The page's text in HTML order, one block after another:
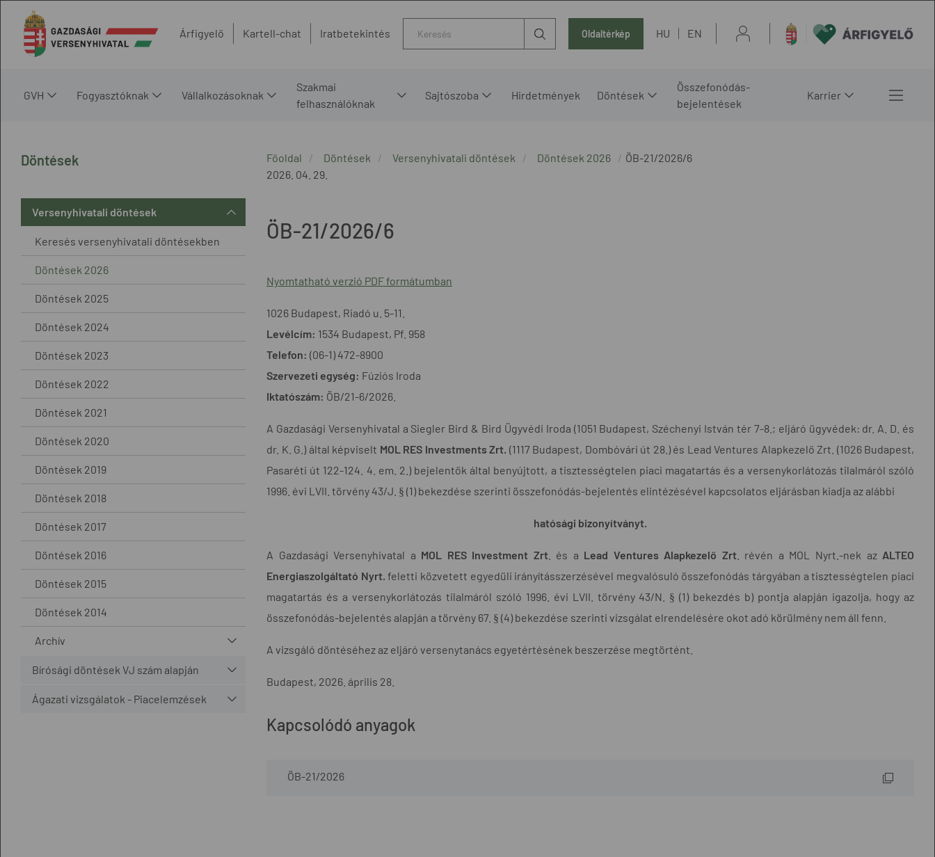
Árfigyelő Kartell-chat Iratbetekintés Oldaltérkép HU EN
GVH Fogyasztóknak Vállalkozásoknak
Szakmai
felhasználóknak
Sajtószoba Hirdetmények Döntések
Összefonódás-
bejelentések
Karrier
Döntések
Versenyhivatali döntések
Keresés versenyhivatali döntésekben
Döntések 2026
Döntések 2025
Döntések 2024
Döntések 2023
Döntések 2022
Döntések 2021
Döntések 2020
Döntések 2019
Döntések 2018
Döntések 2017
Döntések 2016
Döntések 2015
Döntések 2014
Archív
Bírósági döntések VJ szám alapján
Ágazati vizsgálatok - Piacelemzések
Főoldal Döntések Versenyhivatali döntések Döntések 2026
ÖB-21/2026/6
2026. 04. 29.
ÖB-21/2026/6
Nyomtatható verzió PDF formátumban
1026 Budapest, Riadó u. 5-11.
Levélcím: 1534 Budapest, Pf. 958
Telefon: (06-1) 472-8900
Szervezeti egység: Fúziós Iroda
Iktatószám: ÖB/21-6/2026.
A Gazdasági Versenyhivatal a Siegler Bird & Bird Ügyvédi Iroda (1051 Budapest, Széchenyi István tér 7-8.; eljáró ügyvédek: dr. A. D. és
dr. K. G.) által képviselt MOL RES Investments Zrt. (1117 Budapest, Dombóvári út 28.) és Lead Ventures Alapkezelő Zrt. (1026 Budapest,
Pasaréti út 122-124. 4. em. 2.) bejelentők által benyújtott, a tisztességtelen piaci magatartás és a versenykorlátozás tilalmáról szóló
1996. évi LVII. törvény 43/J. § (1) bekezdése szerinti összefonódás-bejelentés elintézésével kapcsolatos eljárásban kiadja az alábbi
hatósági bizonyítványt.
A Gazdasági Versenyhivatal a MOL RES Investment Zrt. és a Lead Ventures Alapkezelő Zrt. révén a MOL Nyrt.-nek azALTEO
Energiaszolgáltató Nyrt. feletti közvetett egyedüli irányításszerzésével megvalósuló összefonódás tárgyában a tisztességtelen piaci
magatartás és a versenykorlátozás tilalmáról szóló 1996. évi LVII. törvény 43/N. § (1) bekezdés b) pontja alapján igazolja, hogy az
összefonódás-bejelentés alapján a törvény 67. § (4) bekezdése szerinti vizsgálat elrendelésére okot adó körülmény nem áll fenn.
A vizsgáló döntéséhez az eljáró versenytanács egyetértésének beszerzése megtörtént.
Budapest, 2026. április 28.
Kapcsolódó anyagok
ÖB-21/2026